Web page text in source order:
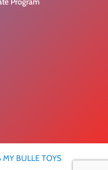
BULLE TOYS